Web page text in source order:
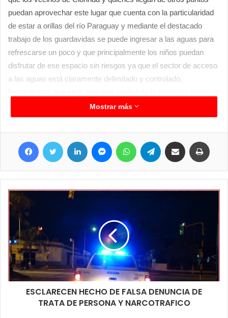
puedan aprovechar este lugar que cuenta con la particularidad
de estar a orillas del río Paraguay y mediante el destacado
trabajo de los guardavidas se puede ingresar a las aguas para
refrescarse un poco y que principalmente los niños puedan
disfrutar de ese espacio sin riesgos ya que el sector de acceso
a las aguas está claramente delimitado y controlado.
emprendimiento privado denominado “Newet” que tiene
actividades de navegación por aguas de los ríos y riachos de la
zona y su propietario Pablo Monges también suma su servicio
para que los interesados puedan realizar actividades de
navegación en embarcaciones seguras, habilitadas y que están
además acompañadas de gente responsable.
es totalmente libre y que la gente puede acercarse los días
domingos de esta temporada, hasta el cierre de temporada sin
ningún inconveniente, incluso como muchos pasar todo el día
con algún asadito y bebidas refrescantes para que ya en horas
de la tarde cuando se habilita el ingreso a las aguas sumen esta
propuesta de manera segura.
Mostrar más
Facebook Twitter LinkedIn MessengerWhatsApp Telegram Compartir por correo electrónico
ESCLARECEN HECHO DE FALSA DENUNCIA DE
TRATA DE PERSONA Y NARCOTRAFICO